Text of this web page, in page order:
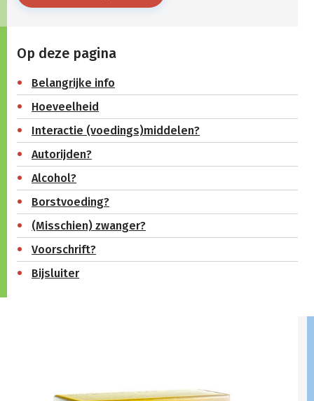
Op deze pagina
Belangrijke info
Hoeveelheid
Interactie (voedings)middelen?
Autorijden?
Alcohol?
Borstvoeding?
(Misschien) zwanger?
Voorschrift?
Bijsluiter